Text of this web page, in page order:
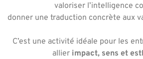
valoriser l’intelligence
donner une traduction concrète aux
C’est une activité idéale pour les
allier impact, sens et